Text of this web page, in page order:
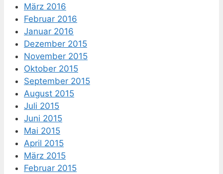
März 2016
Februar 2016
Januar 2016
Dezember 2015
November 2015
Oktober 2015
September 2015
August 2015
Juli 2015
Juni 2015
Mai 2015
April 2015
März 2015
Februar 2015